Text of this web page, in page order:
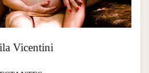
Vicentini